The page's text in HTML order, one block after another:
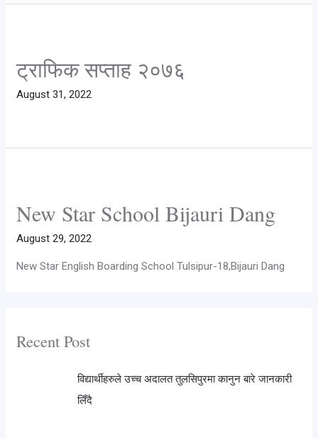
ट्राफिक सप्ताह २०७६
August 31, 2022
New Star School Bijauri Dang
August 29, 2022
New Star English Boarding School Tulsipur-18,Bijauri Dang
Recent Post
विद्यार्थीहरुले उच्च अदालत तुलसिपुरमा कानुन बारे जानकारी
लिँदै